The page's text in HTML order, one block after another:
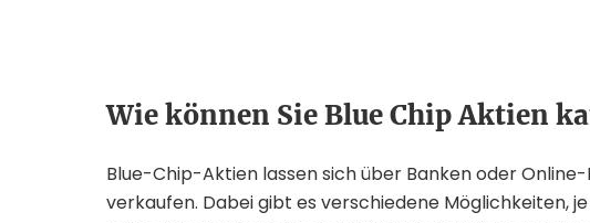
Wie können Sie Blue Chip Aktien
Blue-Chip-Aktien lassen sich über Banken oder
verkaufen. Dabei gibt es verschiedene Möglichkeiten,